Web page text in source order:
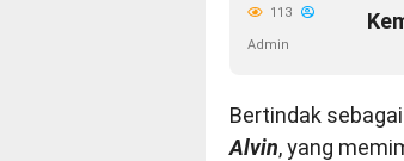
113
Admin
Bertindak
Alvin, yang